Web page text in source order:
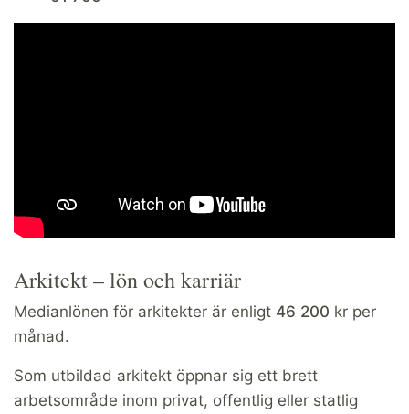
Arkitekt – lön och karriär
Medianlönen för arkitekter är enligt 46 200 kr per
månad.
Som utbildad arkitekt öppnar sig ett brett
arbetsområde inom privat, offentlig eller statlig